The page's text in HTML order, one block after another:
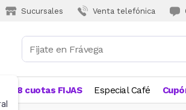
Sucursales Venta telefónica
18 cuotas FIJAS Especial Café